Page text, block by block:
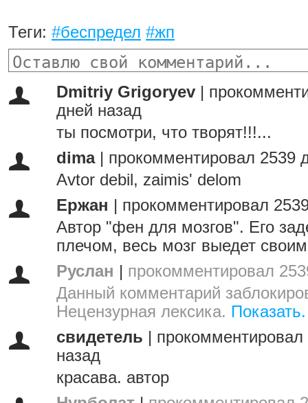
Теги: #беспредел #жп
Dmitriy Grigoryev
дней назад
ты посмотри, что творят!!!...
dima| прокомментировал 2539
Avtor debil, zaimis' delom
Ержан
прокомментировал
Автор "фен для мозгов". Его
плечом, весь мозг выедет
Руслан
прокомментировал
Данный комментарий
Нецензурная лексика. Показать.
свидетель
назад
красава. автор